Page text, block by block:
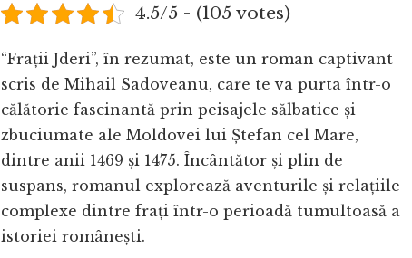
4.5/5 - (105 votes)
“Frații Jderi”, în rezumat, este un roman captivant
scris de Mihail Sadoveanu, care te va purta într-o
călătorie fascinantă prin peisajele sălbatice și
zbuciumate ale Moldovei lui Ștefan cel Mare,
dintre anii 1469 și 1475. Încântător și plin de
suspans, romanul explorează aventurile și relațiile
complexe dintre frați într-o perioadă tumultoasă a
istoriei românești.